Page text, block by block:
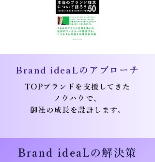
Brand ideaLのアプローチ
TOPブランドを支援してきた
ノウハウで、
御社の成長を設計します。
Brand ideaLの解決策